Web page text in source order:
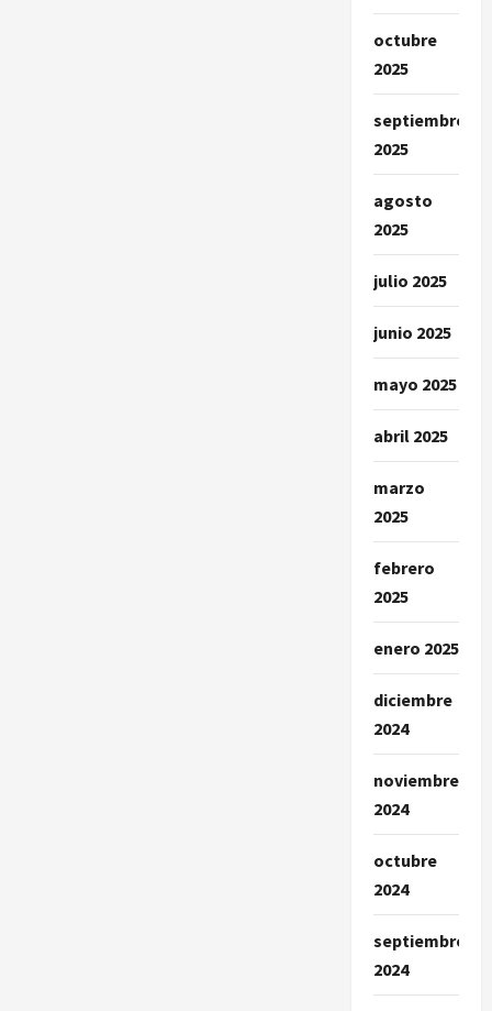
octubre
2025
septiembre
2025
agosto
2025
julio 2025
junio 2025
mayo 2025
abril 2025
marzo
2025
febrero
2025
enero 2025
diciembre
2024
noviembre
2024
octubre
2024
septiembre
2024